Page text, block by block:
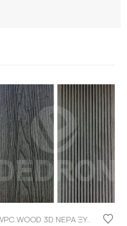
WPC WOOD 3D ΝΕΡΑ ΞΥΛΟΥ